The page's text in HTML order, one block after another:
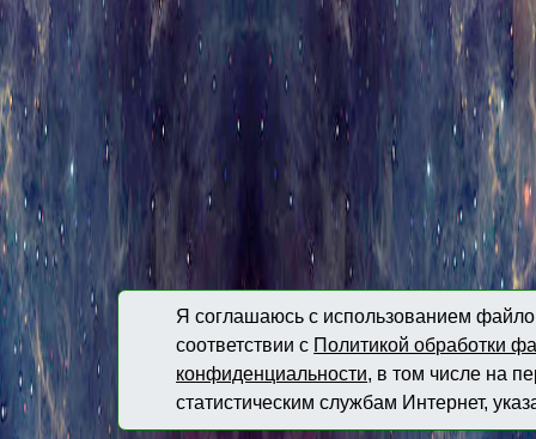
Я соглашаюсь с использованием
соответствии с Политикой обработки
конфиденциальности, в том числе на
статистическим службам Интернет,